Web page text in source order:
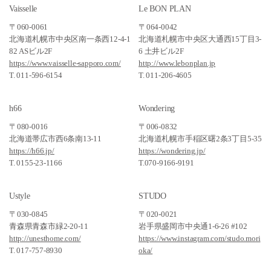
Vaisselle
〒060-0061
北海道札幌市中央区南一条西12-4-1
82 ASビル2F
https://www.vaisselle-sapporo.com/
T. 011-596-6154
Le BON PLAN
〒064-0042
北海道札幌市中央区大通西15丁目3-
6 土井ビル2F
http://www.lebonplan.jp
T. 011-206-4605
h66
〒080-0016
北海道帯広市西6条南13-11
https://h66.jp/
T. 0155-23-1166
Wondering
〒006-0832
北海道札幌市手稲区曙2条3丁目5-35
https://wondering.jp/
T.070-9166-9191
Ustyle
〒030-0845
青森県青森市緑2-20-11
http://unesthome.com/
T. 017-757-8930
STUDO
〒020-0021
岩手県盛岡市中央通1-6-26 #102
https://www.instagram.com/studo.mori
oka/